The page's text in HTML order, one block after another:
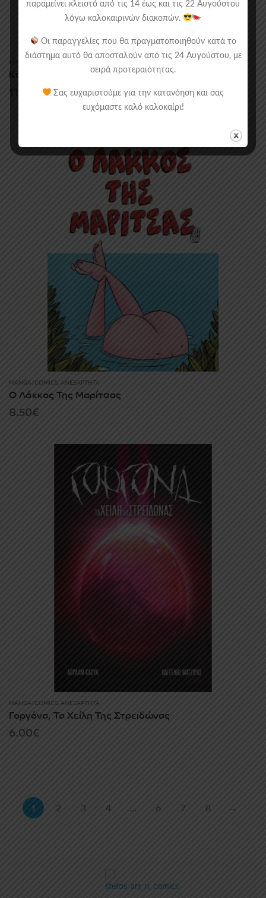
MANGA/COMICS
Κουραφέλκυθρα Omnibus
11.50
MANGA/COMICS ΑΝΕΞΆΡΤΗΤΑ
Ο Λάκκος Της Μαρίτσας
8.50€
MANGA/COMICS ΑΝΕΞΆΡΤΗΤΑ
Γοργόνα, Τα Χείλη Της Στρειδώνας
6.00€
1 2 3 4 … 6 7 8 →
παραμείνει κλειστό από τις 14 έως και τις 22 Αυγούστου
λόγω καλοκαιρινών διακοπών.
Οι παραγγελίες που θα πραγματοποιηθούν κατά το
διάστημα αυτό θα αποσταλούν από τις 24 Αυγούστου, με
σειρά προτεραιότητας.
Σας ευχαριστούμε για την κατανόηση και σας
ευχόμαστε καλό καλοκαίρι!